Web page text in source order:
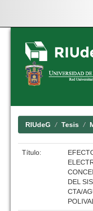
Skip
navigation
RIUdeG Tesis
Título:
DEL
CTA/